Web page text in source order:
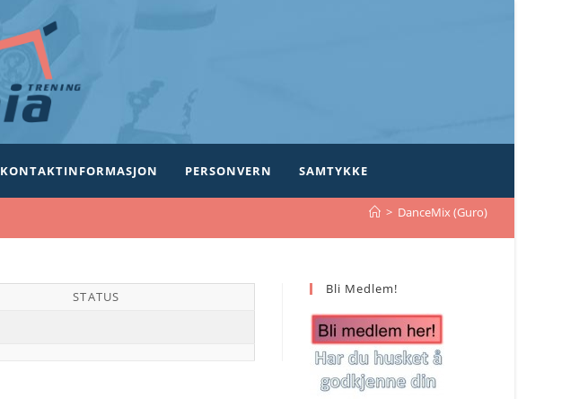
KONTAKTINFORMASJON PERSONVERN SAMTYKKE
> DanceMix (Guro)
STATUS Bli Medlem!